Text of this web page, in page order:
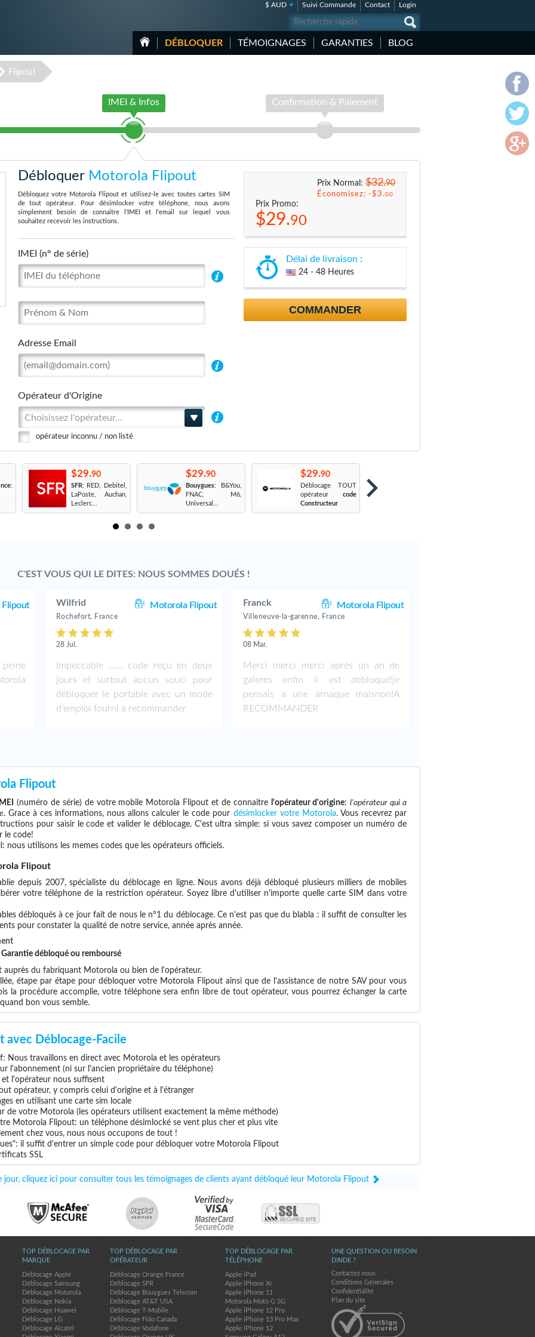
$ AUD Suivi Commande Contact Login
DÉBLOQUER TÉMOIGNAGES GARANTIES BLOG
Flipout
IMEI & Infos Confirmation & Paiement
Débloquer Motorola Flipout
Débloquez votre Motorola Flipout et utilisez-le avec toutes cartes SIM
de tout opérateur. Pour désimlocker votre téléphone, nous avons
simplement besoin de connaitre l'IMEI et l'email sur lequel vous
souhaitez recevoir les instructions.
IMEI (n° de série)
Adresse Email
Opérateur d'Origine
Choisissez l'opérateur...
opérateur inconnu / non listé
Prix Normal:$32.90
Économisez: -$3.00
Prix Promo:
$29.90
Délai de livraison :
24 - 48 Heures
COMMANDER
:
$29.90
SFR: RED, Debitel,
LaPoste, Auchan,
Leclerc...
$29.90
Bouygues: B&You,
FNAC, M6,
Universal...
$29.90
Déblocage TOUT
opérateur code
Constructeur
C'EST VOUS QUI LE DITES: NOUS SOMMES DOUÉS !
Flipout Wilfrid Motorola Flipout
Rochefort, France
28 Jul.
Impeccable ...... code reçu en deux
jours et surtout aucun souci pour
débloquer le portable avec un mode
d'emploi fourni à recommander
Franck Motorola Flipout
Villeneuve-la-garenne, France
08 Mar.
Merci merci merci après un an de
galeres enfin il est debloqué!je
pensais a une arnaque maisnon!A
RECOMMANDER
Flipout
(numéro de série) de votre mobile Motorola Flipout et de connaitre l'opérateur d'origine:l'opérateur qui a
. Grace à ces informations, nous allons calculer le code pour désimlocker votre Motorola. Vous recevrez par
pour saisir le code et valider le déblocage. C'est ultra simple: si vous savez composer un numéro de
le code!
nous utilisons les memes codes que les opérateurs officiels.
Flipout
depuis 2007, spécialiste du déblocage en ligne. Nous avons déjà débloqué plusieurs milliers de mobiles
votre téléphone de la restriction opérateur. Soyez libre d'utiliser n'importe quelle carte SIM dans votre
débloqués à ce jour fait de nous le n°1 du déblocage. Ce n'est pas que du blabla : il suffit de consulter les
pour constater la qualité de notre service, année après année.
débloqué ou remboursé
du fabriquant Motorola ou bien de l'opérateur.
étape par étape pour débloquer votre Motorola Flipout ainsi que de l'assistance de notre SAV pour vous
la procédure accomplie, votre téléphone sera enfin libre de tout opérateur, vous pourrez échanger la carte
bon vous semble.
avec Déblocage-Facile
Nous travaillons en direct avec Motorola et les opérateurs
l'abonnement (ni sur l'ancien propriétaire du téléphone)
et l'opérateur nous suffisent
opérateur, y compris celui d'origine et à l'étranger
en utilisant une carte sim locale
de votre Motorola (les opérateurs utilisent exactement la même méthode)
Motorola Flipout: un téléphone désimlocké se vent plus cher et plus vite
chez vous, nous nous occupons de tout !
il suffit d'entrer un simple code pour débloquer votre Motorola Flipout
SSL
jour, cliquez ici pour consulter tous les témoignages de clients ayant débloqué leur Motorola Flipout
UNE QUESTION OU BESOIN
D'AIDE ?
Contactez nous
Conditions Générales
Confidentialité
Plan du site
TOP DÉBLOCAGE PAR
MARQUE
Déblocage Apple
Déblocage Samsung
Déblocage Motorola
Déblocage Nokia
Déblocage Huawei
Déblocage LG
Déblocage Alcatel
TOP DÉBLOCAGE PAR
OPÉRATEUR
Déblocage Orange France
Déblocage SFR
Déblocage Bouygues Telecom
Déblocage AT&T USA
Déblocage T-Mobile
Déblocage Fido Canada
Déblocage Vodafone
TOP DÉBLOCAGE PAR
TÉLÉPHONE
Apple iPad
Apple iPhone Xr
Apple iPhone 11
Motorola Moto G 5G
Apple iPhone 12 Pro
Apple iPhone 13 Pro Max
Apple iPhone 12